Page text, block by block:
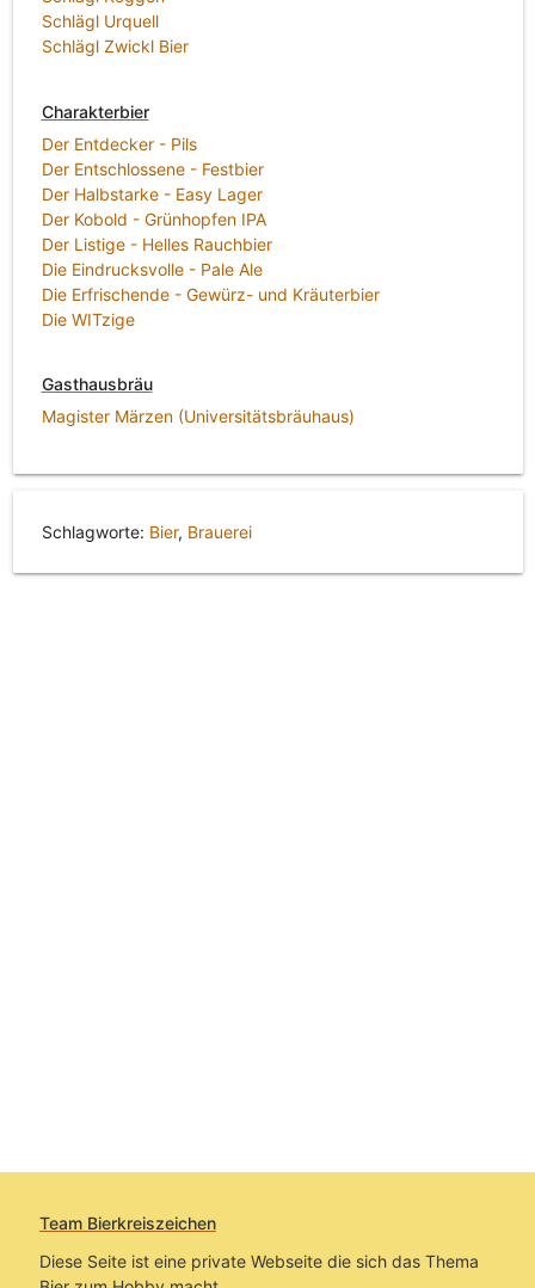
Schlägl Urquell
Schlägl Zwickl Bier
Charakterbier
Der Entdecker - Pils
Der Entschlossene - Festbier
Der Halbstarke - Easy Lager
Der Kobold - Grünhopfen IPA
Der Listige - Helles Rauchbier
Die Eindrucksvolle - Pale Ale
Die Erfrischende - Gewürz- und Kräuterbier
Die WITzige
Gasthausbräu
Magister Märzen (Universitätsbräuhaus)
Schlagworte: Bier, Brauerei
Team Bierkreiszeichen
Diese Seite ist eine private Webseite die sich das Thema